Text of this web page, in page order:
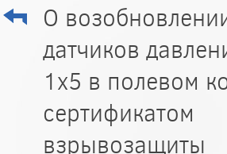
О
датчиков
1х5 в полевом
сертификатом
взрывозащиты